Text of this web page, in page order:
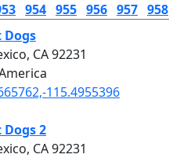
954 955 956 957 958
Dogs
CA 92231
115.4955396
Dogs 2
CA 92231